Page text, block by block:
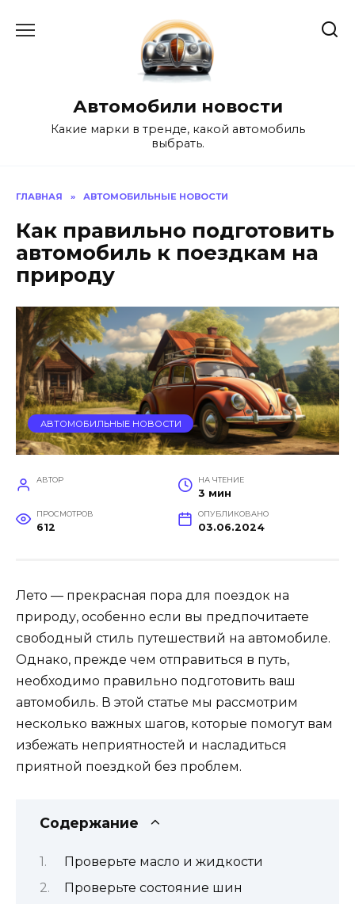
Автомобили новости
Какие марки в тренде, какой автомобиль
выбрать.
ГЛАВНАЯ » АВТОМОБИЛЬНЫЕ НОВОСТИ
Как правильно подготовить
автомобиль к поездкам на
природу
АВТОМОБИЛЬНЫЕ НОВОСТИ
АВТОР НА ЧТЕНИЕ
3 мин
ПРОСМОТРОВ
612
ОПУБЛИКОВАНО
03.06.2024
Лето — прекрасная пора для поездок на
природу, особенно если вы предпочитаете
свободный стиль путешествий на автомобиле.
Однако, прежде чем отправиться в путь,
необходимо правильно подготовить ваш
автомобиль. В этой статье мы рассмотрим
несколько важных шагов, которые помогут вам
избежать неприятностей и насладиться
приятной поездкой без проблем.
Содержание
Проверьте масло и жидкости
Проверьте состояние шин